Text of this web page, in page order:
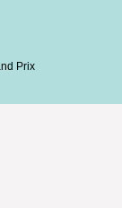
Prix